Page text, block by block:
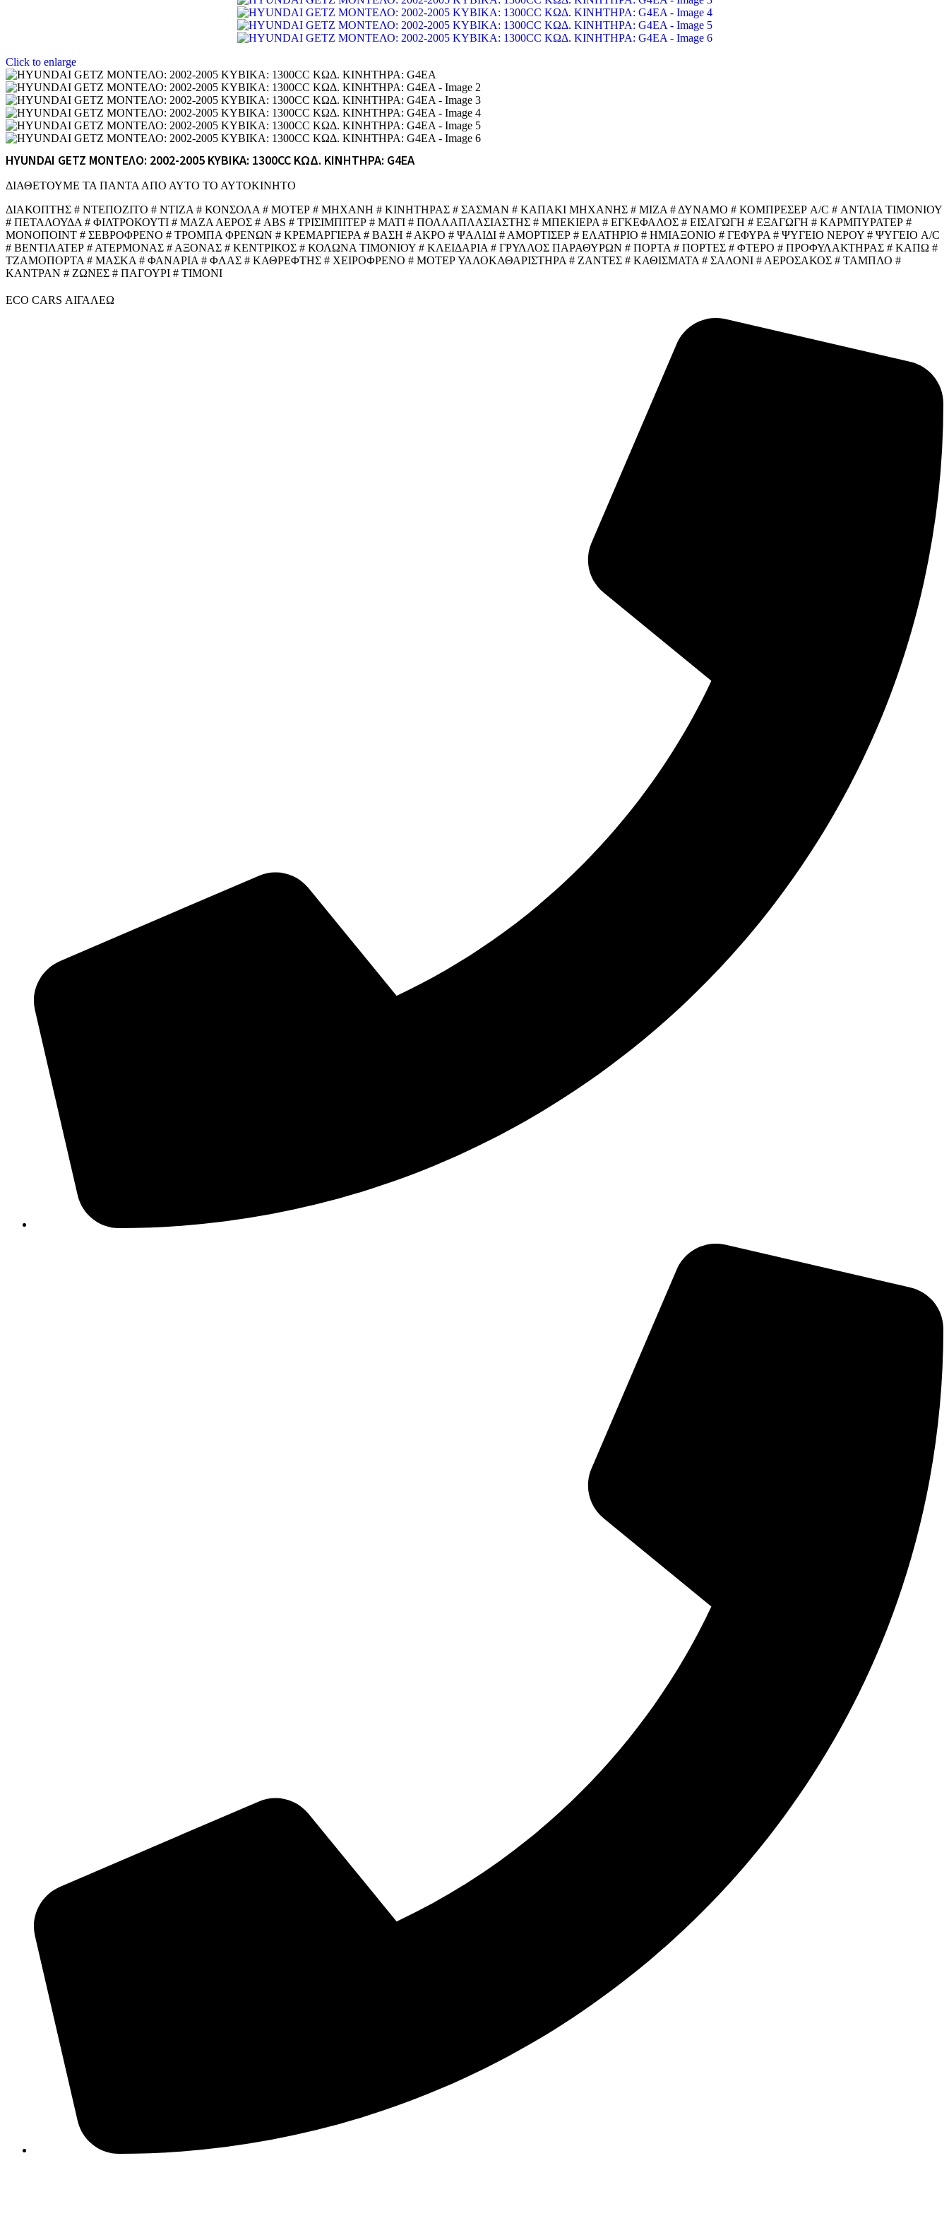
Click to enlarge
HYUNDAI GETZ ΜΟΝΤΕΛΟ: 2002-2005 ΚΥΒΙΚΑ: 1300CC ΚΩΔ. ΚΙΝΗΤΗΡΑ: G4EA
ΔΙΑΘΕΤΟΥΜΕ ΤΑ ΠΑΝΤΑ ΑΠΟ ΑΥΤΟ ΤΟ ΑΥΤΟΚΙΝΗΤΟ
ΔΙΑΚΟΠΤΗΣ # ΝΤΕΠΟΖΙΤΟ # ΝΤΙΖΑ # ΚΟΝΣΟΛΑ # ΜΟΤΕΡ # ΜΗΧΑΝΗ # ΚΙΝΗΤΗΡΑΣ # ΣΑΣΜΑΝ # ΚΑΠΑΚΙ ΜΗΧΑΝΗΣ # ΜΙΖΑ # ΔΥΝΑΜΟ # ΚΟΜΠΡΕΣΕΡ A/C # ΑΝΤΛΙΑ ΤΙΜΟΝΙΟΥ
# ΠΕΤΑΛΟΥΔΑ # ΦΙΛΤΡΟΚΟΥΤΙ # ΜΑΖΑ ΑΕΡΟΣ # ABS # ΤΡΙΣΙΜΠΙΤΕΡ # ΜΑΤΙ # ΠΟΛΛΑΠΛΑΣΙΑΣΤΗΣ # ΜΠΕΚΙΕΡΑ # ΕΓΚΕΦΑΛΟΣ # ΕΙΣΑΓΩΓΗ # ΕΞΑΓΩΓΗ # ΚΑΡΜΠΥΡΑΤΕΡ #
ΜΟΝΟΠΟΙΝΤ # ΣΕΒΡΟΦΡΕΝΟ # ΤΡΟΜΠΑ ΦΡΕΝΩΝ # ΚΡΕΜΑΡΓΙΕΡΑ # ΒΑΣΗ # ΑΚΡΟ # ΨΑΛΙΔΙ # ΑΜΟΡΤΙΣΕΡ # ΕΛΑΤΗΡΙΟ # ΗΜΙΑΞΟΝΙΟ # ΓΕΦΥΡΑ # ΨΥΓΕΙΟ ΝΕΡΟΥ # ΨΥΓΕΙΟ A/C
# ΒΕΝΤΙΛΑΤΕΡ # ΑΤΕΡΜΟΝΑΣ # ΑΞΟΝΑΣ # ΚΕΝΤΡΙΚΟΣ # ΚΟΛΩΝΑ ΤΙΜΟΝΙΟΥ # ΚΛΕΙΔΑΡΙΑ # ΓΡΥΛΛΟΣ ΠΑΡΑΘΥΡΩΝ # ΠΟΡΤΑ # ΠΟΡΤΕΣ # ΦΤΕΡΟ # ΠΡΟΦΥΛΑΚΤΗΡΑΣ # ΚΑΠΩ #
ΤΖΑΜΟΠΟΡΤΑ # ΜΑΣΚΑ # ΦΑΝΑΡΙΑ # ΦΛΑΣ # ΚΑΘΡΕΦΤΗΣ # ΧΕΙΡΟΦΡΕΝΟ # ΜΟΤΕΡ ΥΑΛΟΚΑΘΑΡΙΣΤΗΡΑ # ΖΑΝΤΕΣ # ΚΑΘΙΣΜΑΤΑ # ΣΑΛΟΝΙ # ΑΕΡΟΣΑΚΟΣ # ΤΑΜΠΛΟ #
ΚΑΝΤΡΑΝ # ΖΩΝΕΣ # ΠΑΓΟΥΡΙ # ΤΙΜΟΝΙ
ECO CARS ΑΙΓΑΛΕΩ